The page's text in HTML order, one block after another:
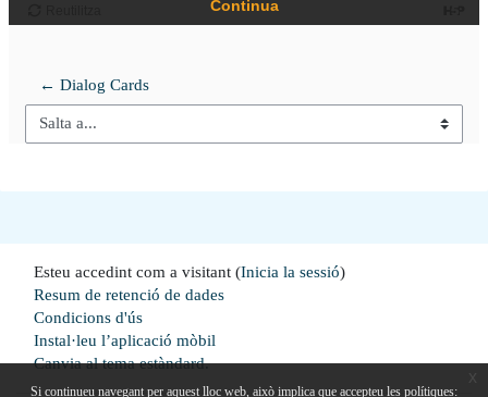
Si continueu navegant per aquest lloc web, això implica que accepteu les polítiques:
← Dialog Cards
Salta a...
Esteu accedint com a visitant (Inicia la sessió)
Resum de retenció de dades
Condicions d'ús
Instal·leu l’aplicació mòbil
Canvia al tema estàndard.